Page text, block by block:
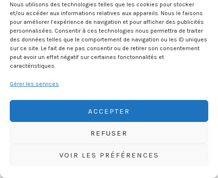
Nous utilisons des technologies telles que les cookies pour stocker
et/ou accéder aux informations relatives aux appareils. Nous le faisons
pour améliorer l’expérience de navigation et pour afficher des publicités
personnalisées. Consentir à ces technologies nous permettra de traiter
des données telles que le comportement de navigation ou les ID uniques
sur ce site. Le fait de ne pas consentir ou de retirer son consentement
peut avoir un effet négatif sur certaines fonctonnalités et
caractéristiques.
Gérer les services
ACCEPTER
REFUSER
VOIR LES PRÉFÉRENCES
HISTOIREGEOBD.COM
HISTOIRE, GÉOGRAPHIE, SCIENCES, LITTÉRATURE EN BD